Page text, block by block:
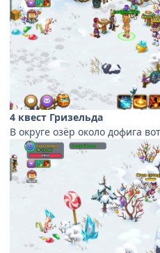
4 квест Гризельда
В округе озёр около дофига